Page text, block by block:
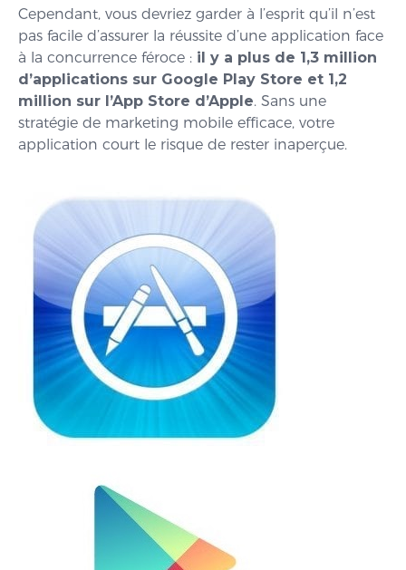
Cependant, vous devriez garder à l’esprit qu’il n’est
pas facile d’assurer la réussite d’une application face
à la concurrence féroce : il y a plus de 1,3 million
d’applications sur Google Play Store et 1,2
million sur l’App Store d’Apple. Sans une
stratégie de marketing mobile efficace, votre
application court le risque de rester inaperçue.